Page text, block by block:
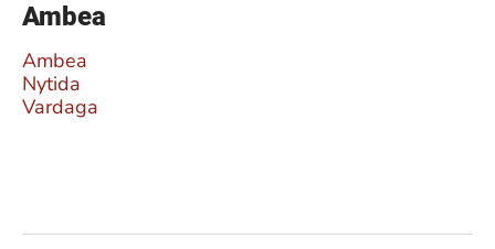
Ambea
Ambea
Nytida
Vardaga